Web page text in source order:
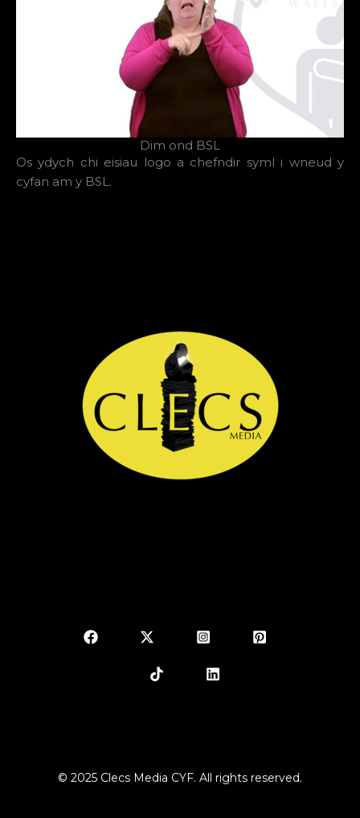
Dim ond BSL
Os ydych chi eisiau logo a chefndir syml i wneud y
cyfan am y BSL.
© 2025 Clecs Media CYF. All rights reserved.